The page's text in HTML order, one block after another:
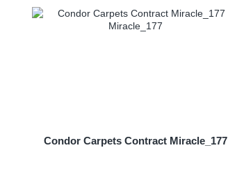
Condor Carpets Contract Miracle_177